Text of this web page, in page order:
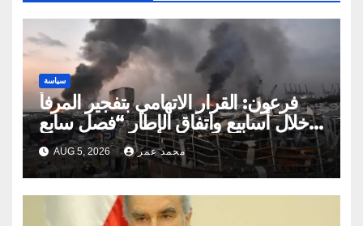
سياسة
فرعون: القرار الاتهامي بتفجير المرفأ
خلال أسابيع واتفاق الإطار “فصل سابع
ونصف”
AUG 5, 2026 محمد عمر